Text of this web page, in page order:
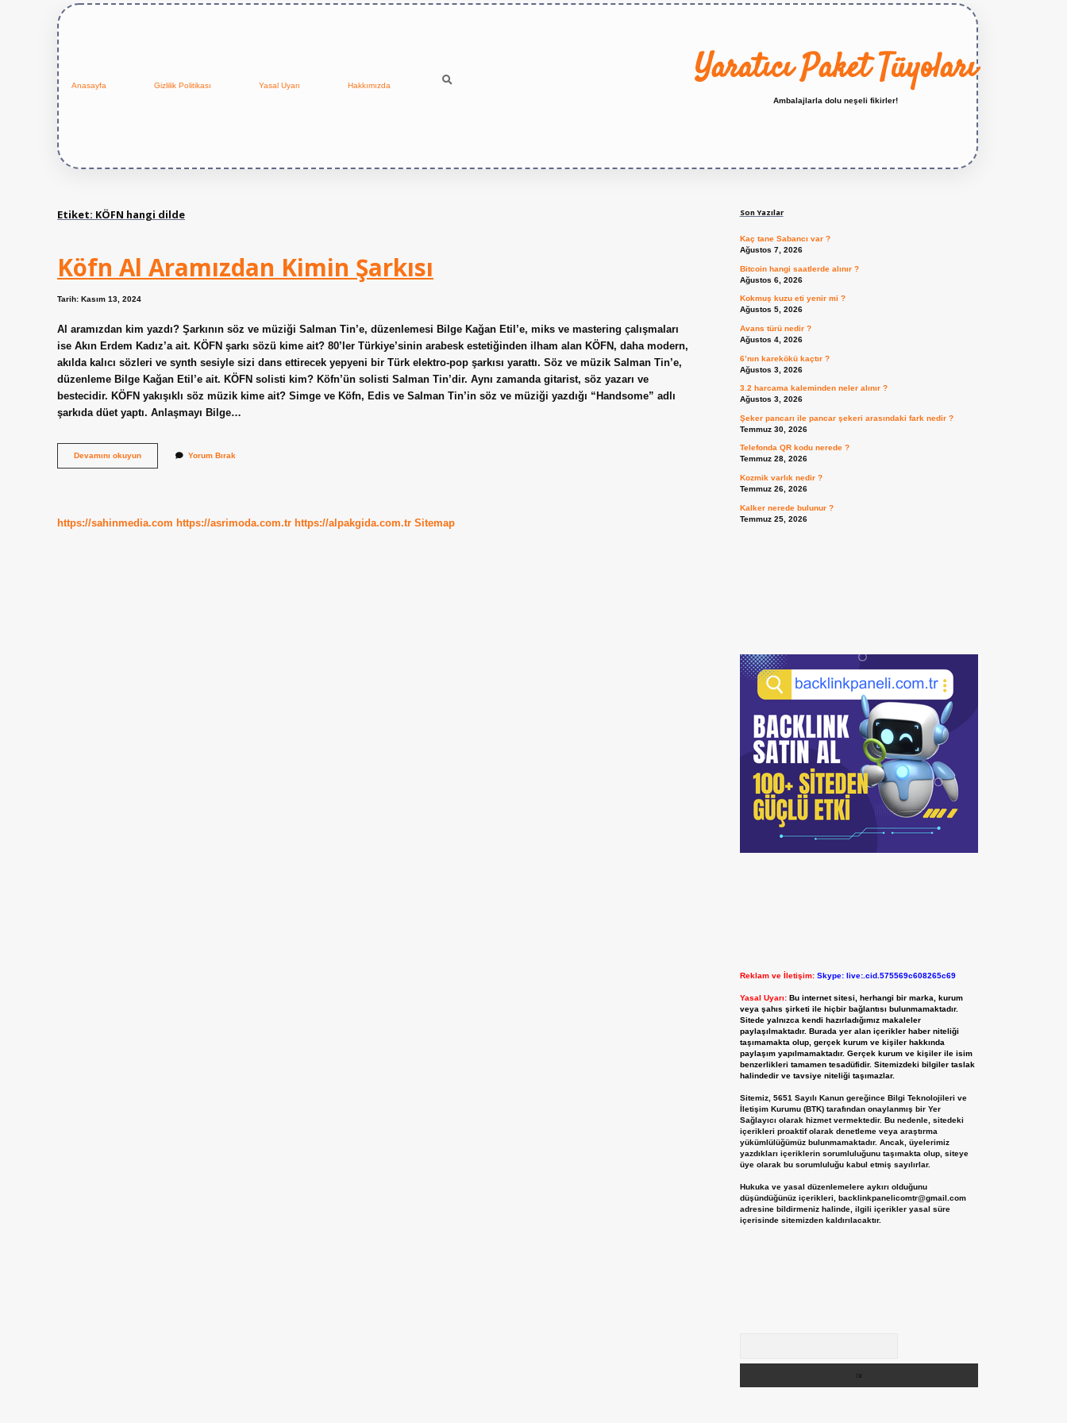
Anasayfa Gizlilik Politikası Yasal Uyarı Hakkımızda Yaratıcı Paket Tüyoları
Ambalajlarla dolu neşeli fikirler!
Etiket: KÖFN hangi dilde
Köfn Al Aramızdan Kimin Şarkısı
Tarih: Kasım 13, 2024
Al aramızdan kim yazdı? Şarkının söz ve müziği Salman Tin’e, düzenlemesi Bilge Kağan Etil’e, miks ve mastering çalışmaları
ise Akın Erdem Kadız’a ait. KÖFN şarkı sözü kime ait? 80’ler Türkiye’sinin arabesk estetiğinden ilham alan KÖFN, daha modern,
akılda kalıcı sözleri ve synth sesiyle sizi dans ettirecek yepyeni bir Türk elektro-pop şarkısı yarattı. Söz ve müzik Salman Tin’e,
düzenleme Bilge Kağan Etil’e ait. KÖFN solisti kim? Köfn’ün solisti Salman Tin’dir. Aynı zamanda gitarist, söz yazarı ve
bestecidir. KÖFN yakışıklı söz müzik kime ait? Simge ve Köfn, Edis ve Salman Tin’in söz ve müziği yazdığı “Handsome” adlı
şarkıda düet yaptı. Anlaşmayı Bilge…
Devamını okuyunKöfn
Al
Yorum Bırak
https://sahinmedia.com https://asrimoda.com.tr https://alpakgida.com.tr Sitemap
Son Yazılar
Kaç tane Sabancı var ?
Ağustos 7, 2026
Bitcoin hangi saatlerde alınır ?
Ağustos 6, 2026
Kokmuş kuzu eti yenir mi ?
Ağustos 5, 2026
Avans türü nedir ?
Ağustos 4, 2026
6’nın karekökü kaçtır ?
Ağustos 3, 2026
3.2 harcama kaleminden neler alınır ?
Ağustos 3, 2026
Şeker pancarı ile pancar şekeri arasındaki fark nedir ?
Temmuz 30, 2026
Telefonda QR kodu nerede ?
Temmuz 28, 2026
Kozmik varlık nedir ?
Temmuz 26, 2026
Kalker nerede bulunur ?
Temmuz 25, 2026
Reklam ve İletişim: Skype: live:.cid.575569c608265c69
Yasal Uyarı: Bu internet sitesi, herhangi bir marka, kurum
veya şahıs şirketi ile hiçbir bağlantısı bulunmamaktadır.
Sitede yalnızca kendi hazırladığımız makaleler
paylaşılmaktadır. Burada yer alan içerikler haber niteliği
taşımamakta olup, gerçek kurum ve kişiler hakkında
paylaşım yapılmamaktadır. Gerçek kurum ve kişiler ile isim
benzerlikleri tamamen tesadüfidir. Sitemizdeki bilgiler taslak
halindedir ve tavsiye niteliği taşımazlar.
Sitemiz, 5651 Sayılı Kanun gereğince Bilgi Teknolojileri ve
İletişim Kurumu (BTK) tarafından onaylanmış bir Yer
Sağlayıcı olarak hizmet vermektedir. Bu nedenle, sitedeki
içerikleri proaktif olarak denetleme veya araştırma
yükümlülüğümüz bulunmamaktadır. Ancak, üyelerimiz
yazdıkları içeriklerin sorumluluğunu taşımakta olup, siteye
üye olarak bu sorumluluğu kabul etmiş sayılırlar.
Hukuka ve yasal düzenlemelere aykırı olduğunu
düşündüğünüz içerikleri, backlinkpanelicomtr@gmail.com
adresine bildirmeniz halinde, ilgili içerikler yasal süre
içerisinde sitemizden kaldırılacaktır.